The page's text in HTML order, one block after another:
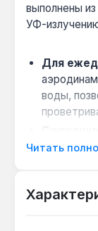
выполнены из
УФ-
Для
воды,
Монтаж
Читать